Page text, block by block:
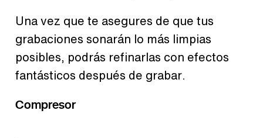
Una vez que te asegures de que tus
grabaciones sonarán lo más limpias
posibles, podrás refinarlas con efectos
fantásticos después de grabar.
Compresor